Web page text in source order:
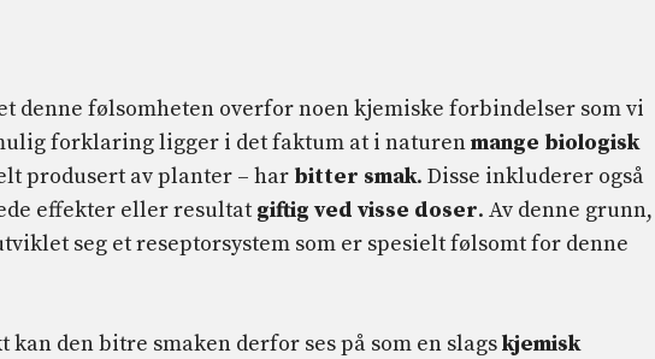
denne følsomheten overfor noen kjemiske forbindelser som vi
forklaring ligger i det faktum at i naturenmange biologisk
produsert av planter – har bitter smak. Disse inkluderer også
effekter eller resultat giftig ved visse doser. Av denne
seg et reseptorsystem som er spesielt følsomt for denne
den bitre smaken derfor ses på som en slagskjemisk